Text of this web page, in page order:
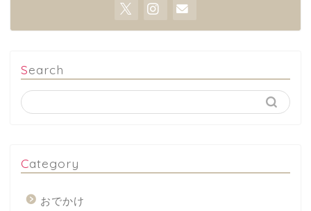
Search
Category
おでかけ